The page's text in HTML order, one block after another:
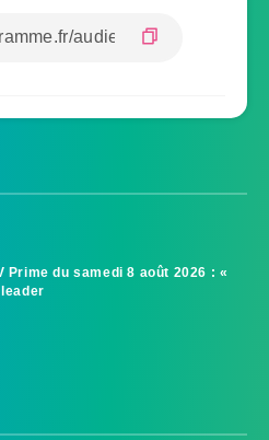
Prime du samedi 8 août 2026 : «